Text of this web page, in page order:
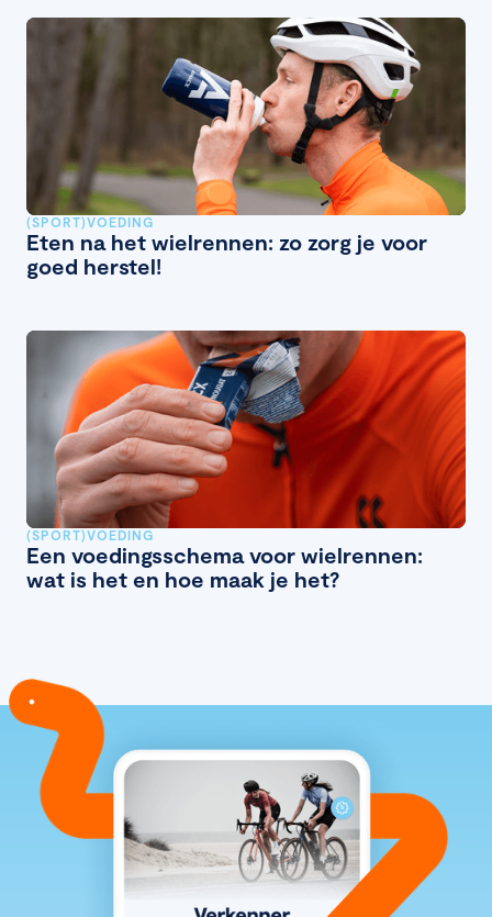
(SPORT)VOEDING
Eten na het wielrennen: zo zorg je voor
goed herstel!
(SPORT)VOEDING
Een voedingsschema voor wielrennen:
wat is het en hoe maak je het?